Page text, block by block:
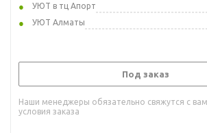
УЮТ в тц Апорт
УЮТ Алматы
Под заказ
Наши менеджеры обязательно свяжутся с
условия заказа